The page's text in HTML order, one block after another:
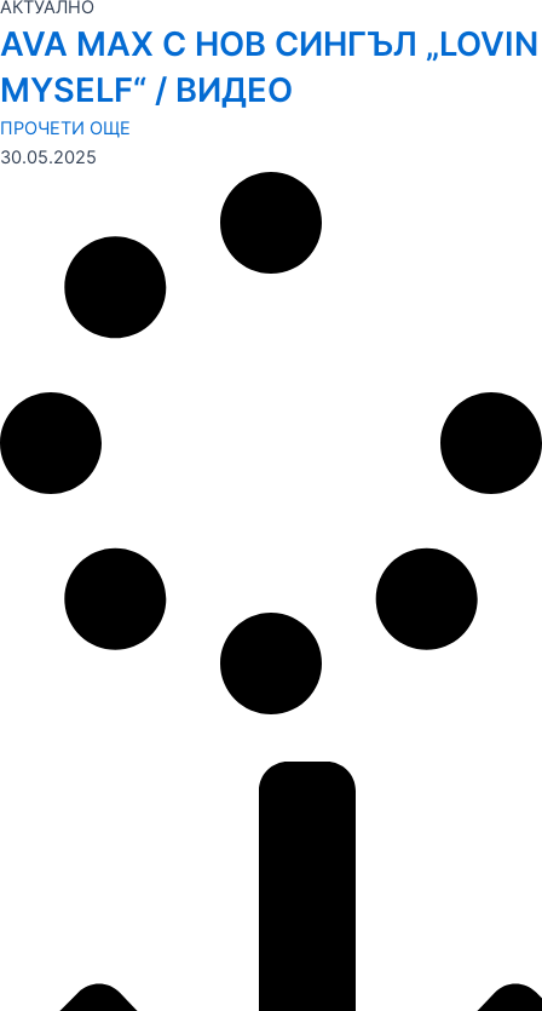
АКТУАЛНО
AVA MAX С НОВ СИНГЪЛ „LOVIN
MYSELF“ / ВИДЕО
ПРОЧЕТИ ОЩЕ
30.05.2025